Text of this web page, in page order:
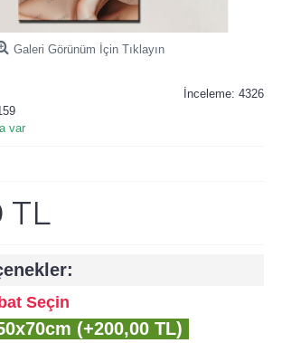
Galeri Görünüm İçin Tıklayın
İnceleme: 4326
var
TL
Seçin
(+200,00 TL)